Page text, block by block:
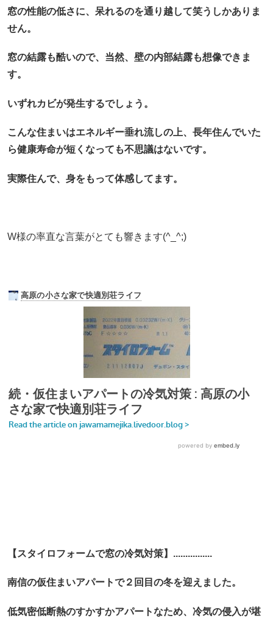
窓の性能の低さに、呆れるのを通り越して笑うしかありま
せん。
窓の結露も酷いので、当然、壁の内部結露も想像できま
す。
いずれカビが発生するでしょう。
こんな住まいはエネルギー垂れ流しの上、長年住んでいた
ら健康寿命が短くなっても不思議はないです。
実際住んで、身をもって体感してます。
W様の率直な言葉がとても響きます(^_^;)
【スタイロフォームで窓の冷気対策】................
南信の仮住まいアパートで２回目の冬を迎えました。
低気密低断熱のすかすかアパートなため、冷気の侵入が堪